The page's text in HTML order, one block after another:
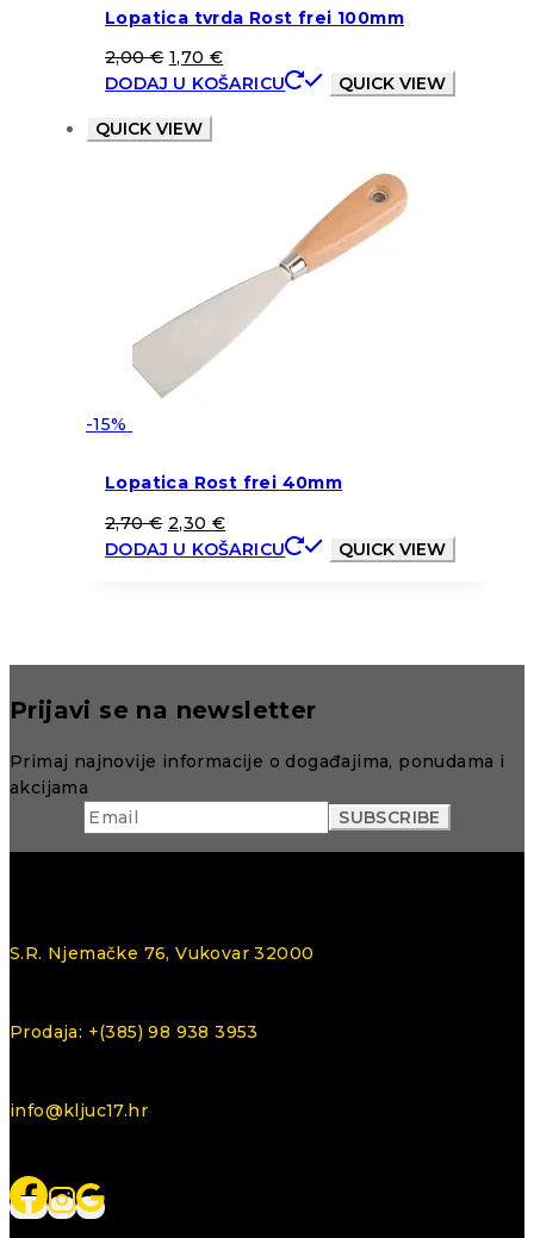
Lopatica tvrda Rost frei 100mm
2,00€ 1,70 €
DODAJ U KOŠARICU
QUICK VIEW
QUICK VIEW
-15%
Lopatica Rost frei 40mm
2,70€ 2,30 €
DODAJ U KOŠARICU
QUICK VIEW
Prijavi se na newsletter
Primaj najnovije informacije o događajima, ponudama i
akcijama
S.R. Njemačke 76, Vukovar 32000
Prodaja: +(385) 98 938 3953
info@kljuc17.hr